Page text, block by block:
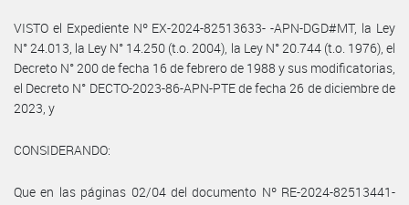
VISTO el Expediente Nº EX-2024-82513633- -APN-DGD#MT, la Ley
N° 24.013, la Ley N° 14.250 (t.o. 2004), la Ley N° 20.744 (t.o. 1976), el
Decreto N° 200 de fecha 16 de febrero de 1988 y sus modificatorias,
el Decreto N° DECTO-2023-86-APN-PTE de fecha 26 de diciembre de
2023, y
CONSIDERANDO:
Que en las páginas 02/04 del documento Nº RE-2024-82513441-